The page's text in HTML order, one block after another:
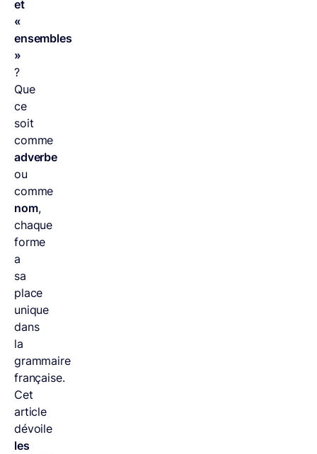
et
«
ensembles
»
?
Que
ce
soit
comme
adverbe
ou
comme
nom,
chaque
forme
a
sa
place
unique
dans
la
grammaire
française.
Cet
article
dévoile
les